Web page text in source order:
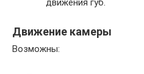
движения губ.
Движение камеры
Возможны: